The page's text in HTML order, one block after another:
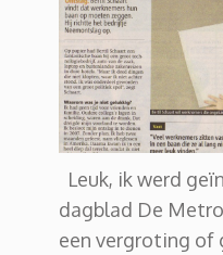
Leuk, ik werd
dagblad De
een vergroting of